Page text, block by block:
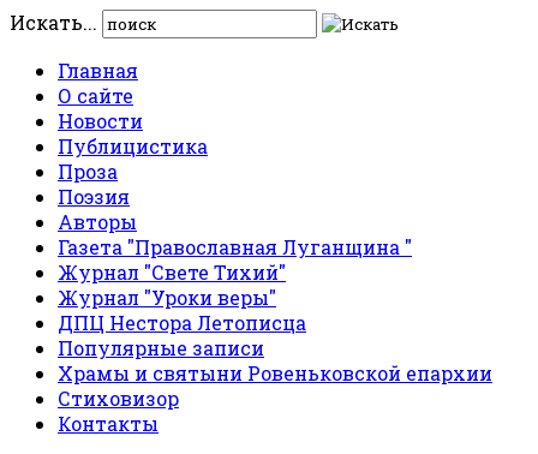
Искать...
Главная
О сайте
Новости
Публицистика
Проза
Поэзия
Авторы
Газета "Православная Луганщина "
Журнал "Свете Тихий"
Журнал "Уроки веры"
ДПЦ Нестора Летописца
Популярные записи
Храмы и святыни Ровеньковской епархии
Стиховизор
Контакты